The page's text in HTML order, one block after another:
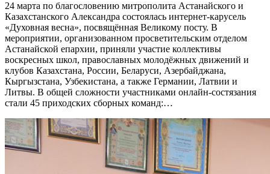
24 марта по благословению митрополита Астанайского и
Казахстанского Александра состоялась интернет-карусель
«Духовная весна», посвящённая Великому посту. В
мероприятии, организованном просветительским отделом
Астанайской епархии, приняли участие коллективы
воскресных школ, православных молодёжных движений и
клубов Казахстана, России, Беларуси, Азербайджана,
Кыргызстана, Узбекистана, а также Германии, Латвии и
Литвы. В общей сложности участниками онлайн-состязания
стали 45 приходских сборных команд:…